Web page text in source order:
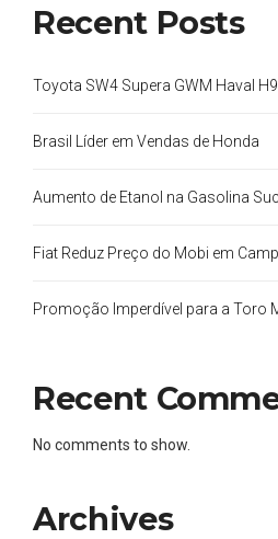
Recent Posts
Toyota SW4 Supera GWM Haval
Brasil Líder em Vendas de Honda
Aumento de Etanol na Gasolina
Fiat Reduz Preço do Mobi em
Promoção Imperdível para a Toro
Recent
No comments to show.
Archives